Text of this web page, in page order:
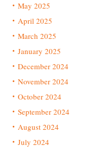
May 2025
April 2025
March 2025
January 2025
December 2024
November 2024
October 2024
September 2024
August 2024
July 2024